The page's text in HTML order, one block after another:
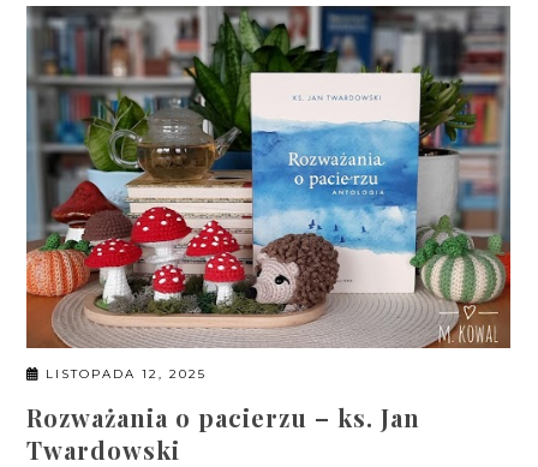
LISTOPADA 12, 2025
Rozważania o pacierzu – ks. Jan
Twardowski